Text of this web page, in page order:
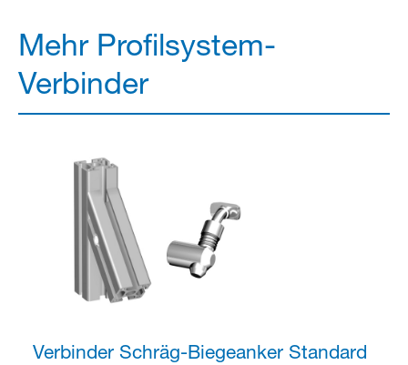
Mehr Profilsystem-
Verbinder
VerbinderSchräg-Biegeanker Standard